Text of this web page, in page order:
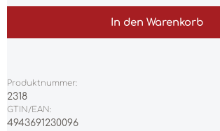
In den Warenkorb
Produktnummer:
2318
GTIN/EAN:
4943691230096